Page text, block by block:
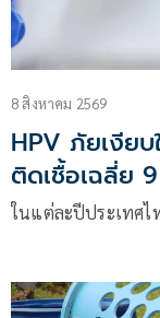
8 สิงหาคม 2569
HPV ภัยเงีย
ติดเชื้อเฉลี่ย
ในแต่ละปีประเทศไ